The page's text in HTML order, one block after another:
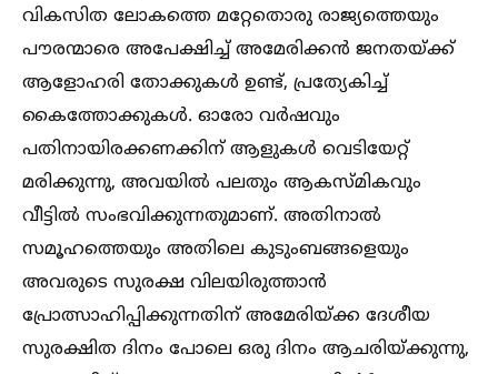
വികസിത ലോകത്തെ മറ്റേതൊരു രാജ്യത്തെയും
പൗരന്മാരെ അപേക്ഷിച്ച്‌ അമേരിക്കൻ ജനതയ്ക്ക്
ആളോഹരി തോക്കുകള്‍ ഉണ്ട്, പ്രത്യേകിച്ച്‌
കൈത്തോക്കുകള്‍. ഓരോ വർഷവും
പതിനായിരക്കണക്കിന് ആളുകള്‍ വെടിയേറ്റ്
മരിക്കുന്നു, അവയില്‍ പലതും ആകസ്മികവും
വീട്ടില്‍ സംഭവിക്കുന്നതുമാണ്. അതിനാല്‍
സമൂഹത്തെയും അതിലെ കുടുംബങ്ങളെയും
അവരുടെ സുരക്ഷ വിലയിരുത്താൻ
പ്രോത്സാഹിപ്പിക്കുന്നതിന് അമേരിയ്ക്ക ദേശീയ
സുരക്ഷിത ദിനം പോലെ ഒരു ദിനം ആചരിയ്ക്കുന്നു,